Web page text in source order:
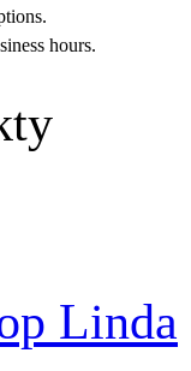
hours.
Linda